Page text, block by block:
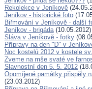
Rekolekce v Jeníkově
Jeníkov - historické foto
Biřmování v Jeníkově - další
Jeníkov - brigáda(10.05.2012)
Sláva v Jeníkově - fotky
Přípravy na den "D" v
Noc kostelů 2012 v kostele
Zveme na mše svaté ve
Slavnostní den 5. 5. 2012
Opomíjené památky přispěly
(23.03.2012)